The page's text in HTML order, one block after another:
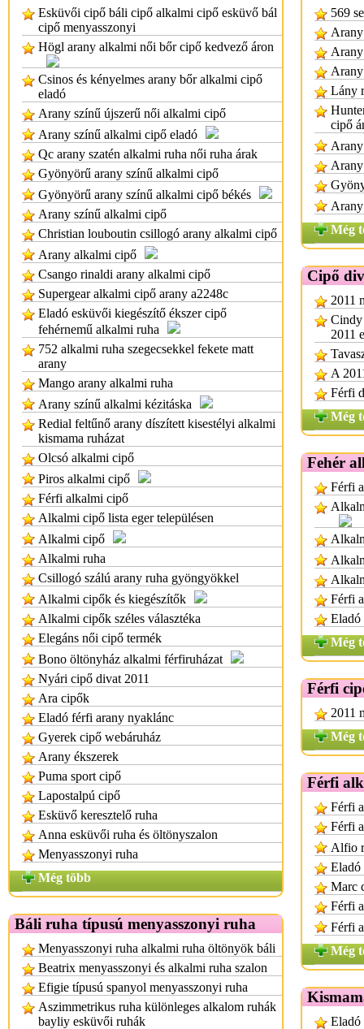
Esküvői cipő báli cipő alkalmi cipő esküvő bál
cipő menyasszonyi
Högl arany alkalmi női bőr cipő kedvező áron
Csinos és kényelmes arany bőr alkalmi cipő
eladó
Arany színű újszerű női alkalmi cipő
Arany színű alkalmi cipő eladó
Qc arany szatén alkalmi ruha női ruha árak
Gyönyörű arany színű alkalmi cipő
Gyönyörű arany színű alkalmi cipő békés
Arany színű alkalmi cipő
Christian louboutin csillogó arany alkalmi cipő
Arany alkalmi cipő
Csango rinaldi arany alkalmi cipő
Supergear alkalmi cipő arany a2248c
Eladó esküvői kiegészítő ékszer cipő
fehérnemű alkalmi ruha
752 alkalmi ruha szegecsekkel fekete matt
arany
Mango arany alkalmi ruha
Arany színű alkalmi kézitáska
Redial feltűnő arany díszített kisestélyi alkalmi
kismama ruházat
Olcsó alkalmi cipő
Piros alkalmi cipő
Férfi alkalmi cipő
Alkalmi cipő lista eger településen
Alkalmi cipő
Alkalmi ruha
Csillogó szálú arany ruha gyöngyökkel
Alkalmi cipők és kiegészítők
Alkalmi cipők széles választéka
Elegáns női cipő termék
Bono öltönyház alkalmi férfiruházat
Nyári cipő divat 2011
Ara cipők
Eladó férfi arany nyaklánc
Gyerek cipő webáruház
Arany ékszerek
Puma sport cipő
Lapostalpú cipő
Esküvő keresztelő ruha
Anna esküvői ruha és öltönyszalon
Menyasszonyi ruha
Még több
Báli ruha típusú menyasszonyi ruha
Menyasszonyi ruha alkalmi ruha öltönyök báli
Beatrix menyasszonyi és alkalmi ruha szalon
Efigie típusú spanyol menyasszonyi ruha
Aszimmetrikus ruha különleges alkalom ruhák
bayliy esküvői ruhák
569
Lány
cipő
Még
Cipő
2011
2011
A
Férfi
Még
Fehér
Férfi
Férfi
Eladó
Még
Férfi
2011
Még
Férfi
Férfi
Férfi
Alfio
Marc
Férfi
Férfi
Még
Eladó